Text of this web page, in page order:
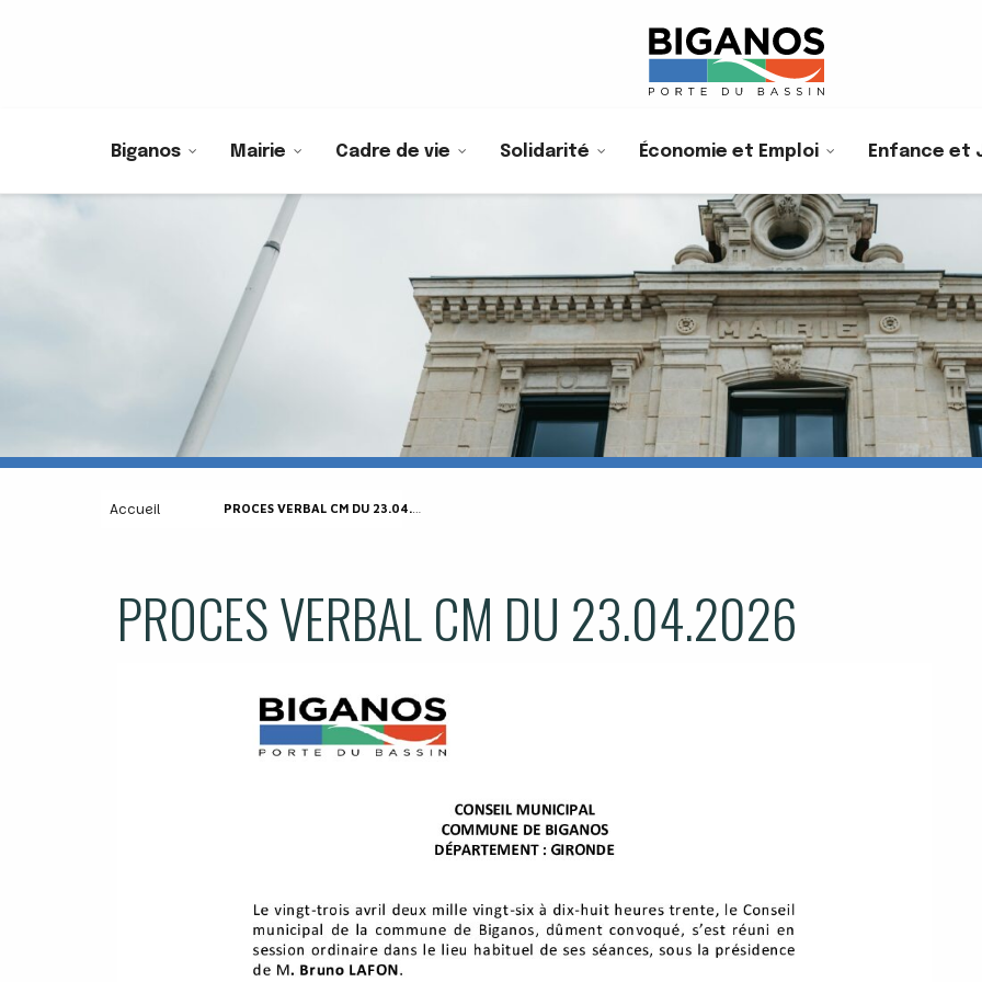
Biganos Mairie Cadre de vie Solidarité Économie et Emploi Enfance et
Accueil PROCES VERBAL CM DU 23.04.2026
PROCES VERBAL CM DU 23.04.2026